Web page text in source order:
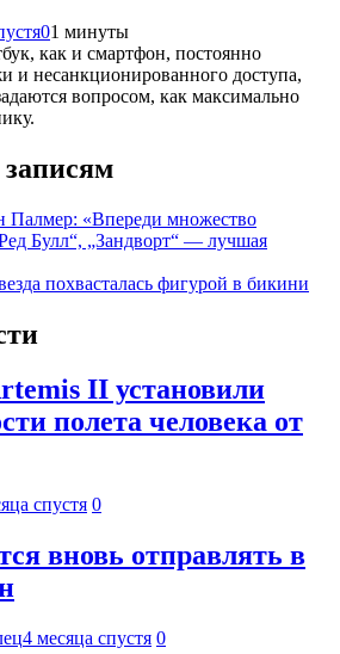
01 минуты
как и смартфон, постоянно
и несанкционированного доступа,
вопросом, как максимально
Палмер: «Впереди множество
Булл“, „Зандворт“ — лучшая
похвасталась фигурой в бикини
II установили
полета человека от
спустя 0
вновь отправлять в
4 месяца спустя 0